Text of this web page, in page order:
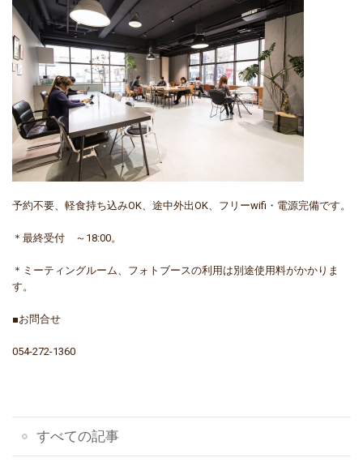
予約不要、軽食持ち込みOK、途中外出OK、フリーwifi・電源完備です。
＊最終受付 ～18:00。
＊ミーティングルーム、フォトブースの利用は別途使用料がかかりま
す。
■お問合せ
054-272-1360
すべての記事